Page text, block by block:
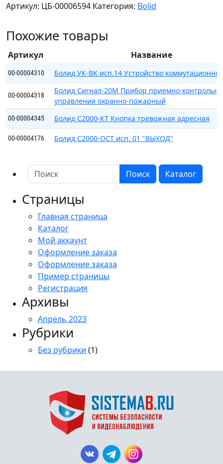
С2000-
исп.04
звуковой
адресный
Артикул: ЦБ-00006594 Категория: Bolid
Похожие товары
Артикул Название
00-00004310 Болид УК-ВК исп.14 Устройство коммутационное
00-00004318
Болид Сигнал-20М Прибор приемно-
управления охранно-пожарный
00-00004345 Болид С2000-КТ Кнопка тревожная адресная
00-00004176 Болид С2000-ОСТ исп. 01 "ВЫХОД"
Поиск Каталог
Страницы
Главная страница
Каталог
Мой аккаунт
Оформление заказа
Оформление заказа
Пример страницы
Регистрация
Архивы
Апрель 2023
Рубрики
Без рубрики (1)